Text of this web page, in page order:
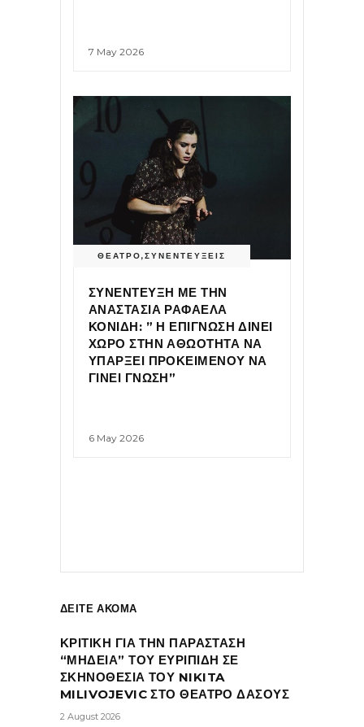
7 May 2026
ΘΕΑΤΡΟ,ΣΥΝΕΝΤΕΥΞΕΙΣ
ΣΥΝΕΝΤΕΥΞΗ ΜΕ ΤΗΝ
ΑΝΑΣΤΑΣΙΑ ΡΑΦΑΕΛΑ
ΚΟΝΙΔΗ: ” Η ΕΠΙΓΝΩΣΗ ΔΙΝΕΙ
ΧΩΡΟ ΣΤΗΝ ΑΘΩΟΤΗΤΑ ΝΑ
ΥΠΑΡΞΕΙ ΠΡΟΚΕΙΜΕΝΟΥ ΝΑ
ΓΙΝΕΙ ΓΝΩΣΗ”
6 May 2026
ΔΕΙΤΕ ΑΚΟΜΑ
ΚΡΙΤΙΚΗ ΓΙΑ ΤΗΝ ΠΑΡΑΣΤΑΣΗ
“ΜΗΔΕΙΑ” ΤΟΥ ΕΥΡΙΠΙΔΗ ΣΕ
ΣΚΗΝΟΘΕΣΙΑ ΤΟΥ NIKITA
MILIVOJEVIC ΣΤΟ ΘΕΑΤΡΟ ΔΑΣΟΥΣ
2 August 2026